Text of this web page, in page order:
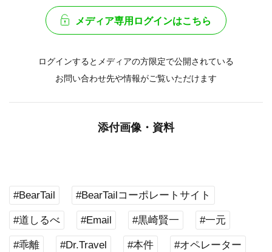
メディア専用ログインはこちら
ログインするとメディアの方限定で公開されている
お問い合わせ先や情報がご覧いただけます
添付画像・資料
#BearTail #BearTailコーポレートサイト
#道しるべ #Email #黒崎賢一 #一元
#乖離 #Dr.Travel #本件 #オペレーター